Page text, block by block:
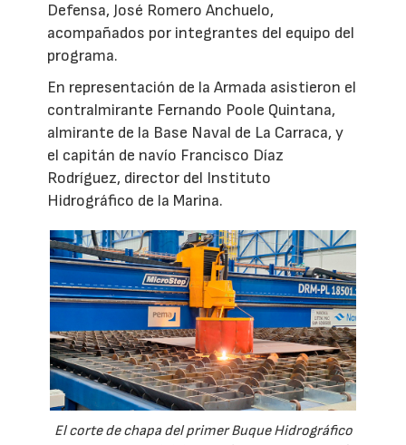
Defensa, José Romero Anchuelo,
acompañados por integrantes del equipo del
programa.
En representación de la Armada asistieron el
contralmirante Fernando Poole Quintana,
almirante de la Base Naval de La Carraca, y
el capitán de navío Francisco Díaz
Rodríguez, director del Instituto
Hidrográfico de la Marina.
El corte de chapa del primer Buque Hidrográfico